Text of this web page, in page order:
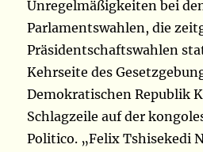
Unregelmäßigkeiten bei
Parlamentswahlen, die
Präsidentschaftswahlen
Kehrseite des
Demokratischen Republik
Schlagzeile auf der
Politico. „Felix Tshisekedi